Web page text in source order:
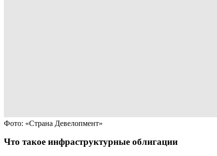
Фото: «Страна Девелопмент»
Что такое инфраструктурные облигации